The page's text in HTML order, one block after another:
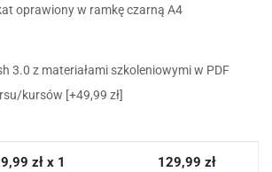
oprawiony w ramkę czarną A4
3.0 z materiałami szkoleniowymi w PDF
kursów [+49,99 zł]
zł x 1 129,99 zł